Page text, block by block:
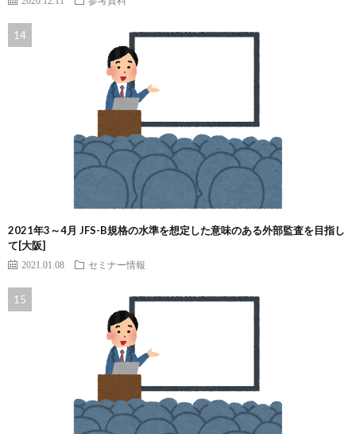
2021年3～4月 JFS-B規格の水準を想定した意味のある外部監査を目指し
て[大阪]
2021.01.08 セミナー情報